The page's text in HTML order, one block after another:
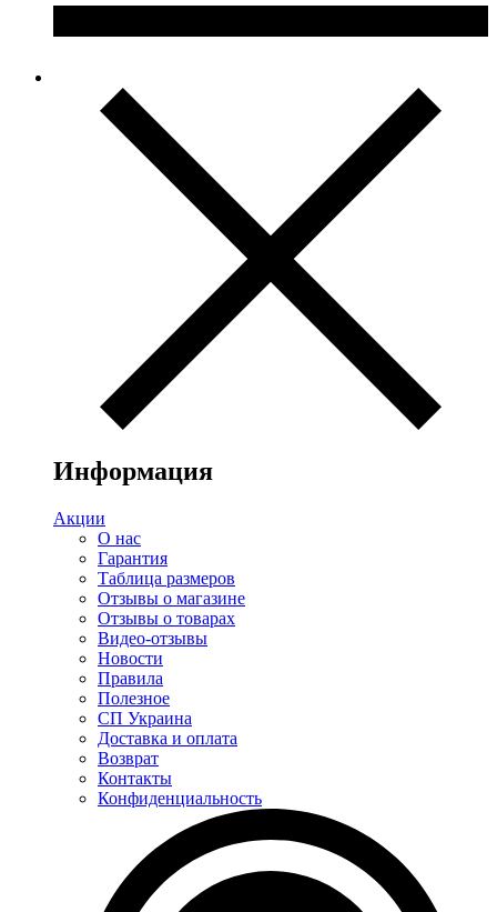
Информация
Акции
О нас
Гарантия
Таблица размеров
Отзывы о магазине
Отзывы о товарах
Видео-отзывы
Новости
Правила
Полезное
СП Украина
Доставка и оплата
Возврат
Контакты
Конфиденциальность